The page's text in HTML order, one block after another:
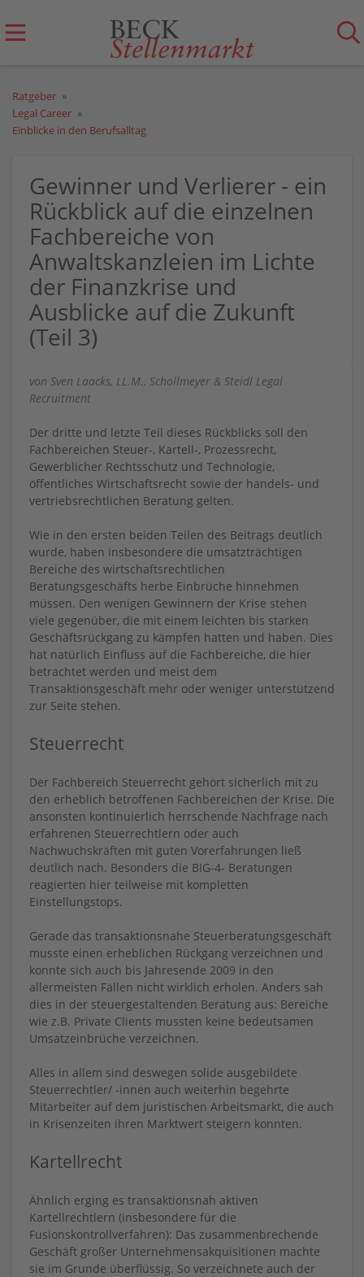
Ratgeber
Legal Career
Einblicke in den Berufsalltag
Gewinner und Verlierer - ein
Rückblick auf die einzelnen
Fachbereiche von
Anwaltskanzleien im Lichte
der Finanzkrise und
Ausblicke auf die Zukunft
(Teil 3)
von Sven Laacks, LL.M., Schollmeyer & Steidl Legal
Recruitment
Der dritte und letzte Teil dieses Rückblicks soll den
Fachbereichen Steuer-, Kartell-, Prozessrecht,
Gewerblicher Rechtsschutz und Technologie,
öffentliches Wirtschaftsrecht sowie der handels- und
vertriebsrechtlichen Beratung gelten.
Wie in den ersten beiden Teilen des Beitrags deutlich
wurde, haben insbesondere die umsatzträchtigen
Bereiche des wirtschaftsrechtlichen
Beratungsgeschäfts herbe Einbrüche hinnehmen
müssen. Den wenigen Gewinnern der Krise stehen
viele gegenüber, die mit einem leichten bis starken
Geschäftsrückgang zu kämpfen hatten und haben. Dies
hat natürlich Einfluss auf die Fachbereiche, die hier
betrachtet werden und meist dem
Transaktionsgeschäft mehr oder weniger unterstützend
zur Seite stehen.
Steuerrecht
Der Fachbereich Steuerrecht gehört sicherlich mit zu
den erheblich betroffenen Fachbereichen der Krise. Die
ansonsten kontinuierlich herrschende Nachfrage nach
erfahrenen Steuerrechtlern oder auch
Nachwuchskräften mit guten Vorerfahrungen ließ
deutlich nach. Besonders die BIG-4- Beratungen
reagierten hier teilweise mit kompletten
Einstellungstops.
Gerade das transaktionsnahe Steuerberatungsgeschäft
musste einen erheblichen Rückgang verzeichnen und
konnte sich auch bis Jahresende 2009 in den
allermeisten Fällen nicht wirklich erholen. Anders sah
dies in der steuergestaltenden Beratung aus: Bereiche
wie z.B. Private Clients mussten keine bedeutsamen
Umsatzeinbrüche verzeichnen.
Alles in allem sind deswegen solide ausgebildete
Steuerrechtler/ -innen auch weiterhin begehrte
Mitarbeiter auf dem juristischen Arbeitsmarkt, die auch
in Krisenzeiten ihren Marktwert steigern konnten.
Kartellrecht
Ähnlich erging es transaktionsnah aktiven
Kartellrechtlern (insbesondere für die
Fusionskontrollverfahren): Das zusammenbrechende
Geschäft großer Unternehmensakquisitionen machte
sie im Grunde überflüssig. So verzeichnete auch der